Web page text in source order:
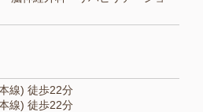
線) 徒歩22分
線) 徒歩22分